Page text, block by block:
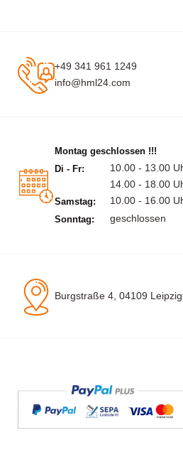
+49 341 961 1249
info@hml24.com
Montag geschlossen !!!
Di - Fr:
10.00 - 13.00
14.00 - 18.00
Samstag: 10.00 - 16.00
Sonntag: geschlossen
Burgstraße 4, 04109